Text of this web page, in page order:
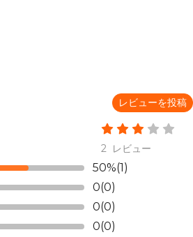
レビューを投稿
2 レビュー
50%(1)
0(0)
0(0)
0(0)